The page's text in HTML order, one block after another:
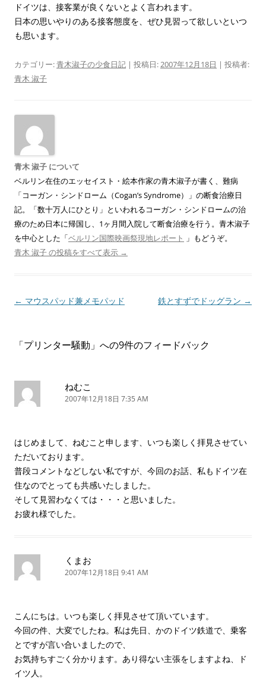
ドイツは、接客業が良くないとよく言われます。
日本の思いやりのある接客態度を、ぜひ見習って欲しいといつ
も思います。
カテゴリー:青木淑子の少食日記 | 投稿日: 2007年12月18日 | 投稿者:
青木 淑子
青木 淑子 について
ベルリン在住のエッセイスト・絵本作家の青木淑子が書く、難病
「コーガン・シンドローム（Cogan’s Syndrome）」の断食治療日
記。「数十万人にひとり」といわれるコーガン・シンドロームの治
療のため日本に帰国し、1ヶ月間入院して断食治療を行う。青木淑子
を中心とした「ベルリン国際映画祭現地レポート 」もどうぞ。
青木 淑子 の投稿をすべて表示 →
投
ー
シ
← マウスパッド兼メモパッド 鉄とすずでドッグラン →
「プリンター騒動 」への9件のフィードバック
ねむこ
2007年12月18日 7:35 AM
はじめまして、ねむこと申します、いつも楽しく拝見させてい
ただいております。
普段コメントなどしない私ですが、今回のお話、私もドイツ在
住なのでとっても共感いたしました。
そして見習わなくては・・・と思いました。
お疲れ様でした。
くまお
2007年12月18日 9:41 AM
こんにちは。いつも楽しく拝見させて頂いています。
今回の件、大変でしたね。私は先日、かのドイツ鉄道で、乗客
とですが言い合いましたので、
お気持ちすごく分かります。あり得ない主張をしますよね、ド
イツ人。